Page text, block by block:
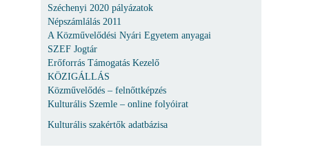
Széchenyi 2020 pályázatok
Népszámlálás 2011
A Közművelődési Nyári Egyetem anyagai
SZEF Jogtár
Erőforrás Támogatás Kezelő
KÖZIGÁLLÁS
Közművelődés – felnőttképzés
Kulturális Szemle – online folyóirat
Kulturális szakértők adatbázisa